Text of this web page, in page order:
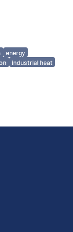
energy
industrial heat